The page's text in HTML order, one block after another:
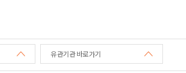
유관기관 바로가기